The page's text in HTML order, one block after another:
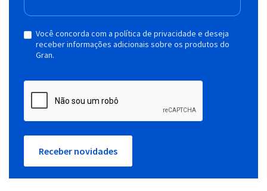
Você concorda com a política de privacidade e deseja
receber informações adicionais sobre os produtos do
Gran.
Receber novidades